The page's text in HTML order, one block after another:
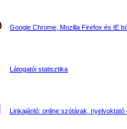
Google Chrome, Mozilla Firefox és IE
Látogatói statisztika
Linkajánló: online szótárak, nyelvoktató